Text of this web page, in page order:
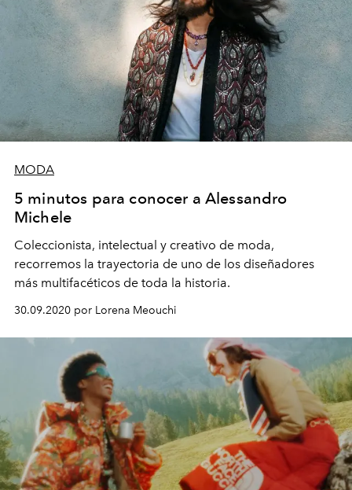
MODA
5 minutos para conocer a Alessandro
Michele
Coleccionista, intelectual y creativo de moda,
recorremos la trayectoria de uno de los diseñadores
más multifacéticos de toda la historia.
30.09.2020 por Lorena Meouchi